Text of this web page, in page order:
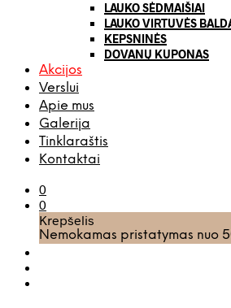
LAUKO SĖDMAIŠIAI
LAUKO VIRTUVĖS
KEPSNINĖS
DOVANŲ KUPONAS
Akcijos
Verslui
Apie mus
Galerija
Tinklaraštis
Kontaktai
0
0
Krepšelis
Nemokamas pristatymas nuo